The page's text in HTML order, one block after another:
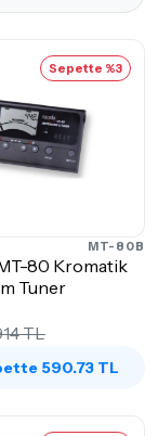
Sepette %3
MT-80B
80 Kromatik
Tuner
TL
590.73 TL